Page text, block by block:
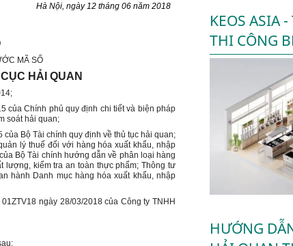
Hà Nội, ngày 12tháng 06năm 2018
MÃ SỐ
HẢI QUAN
của Chính phủ quy định chi tiết và biện pháp
soát hải quan;
của Bộ Tài chính quy định về thủ tục hải quan;
lý thuế đối với hàng hóa xuất khẩu, nhập
Bộ Tài chính hướng dẫn về phân loại hàng
lượng, kiểm tra an toàn thực phẩm; Thông tư
hành Danh mục hàng hóa xuất khẩu, nhập
ngày 28/03/2018 của Công ty TNHH
KEOS ASIA
THI CÔNG
HƯỚNG